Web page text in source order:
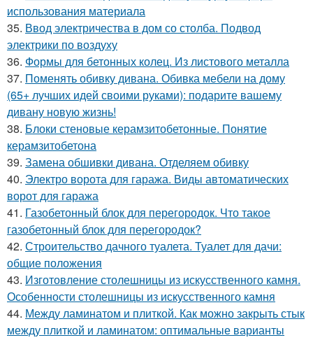
использования материала
35. Ввод электричества в дом со столба. Подвод
электрики по воздуху
36. Формы для бетонных колец. Из листового металла
37. Поменять обивку дивана. Обивка мебели на дому
(65+ лучших идей своими руками): подарите вашему
дивану новую жизнь!
38. Блоки стеновые керамзитобетонные. Понятие
керамзитобетона
39. Замена обшивки дивана. Отделяем обивку
40. Электро ворота для гаража. Виды автоматических
ворот для гаража
41. Газобетонный блок для перегородок. Что такое
газобетонный блок для перегородок?
42. Строительство дачного туалета. Туалет для дачи:
общие положения
43. Изготовление столешницы из искусственного камня.
Особенности столешницы из искусственного камня
44. Между ламинатом и плиткой. Как можно закрыть стык
между плиткой и ламинатом: оптимальные варианты